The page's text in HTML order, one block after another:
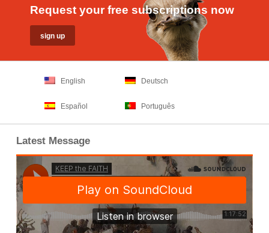
Request your free subscriptions now
English Deutsch
Español Português
Latest Message